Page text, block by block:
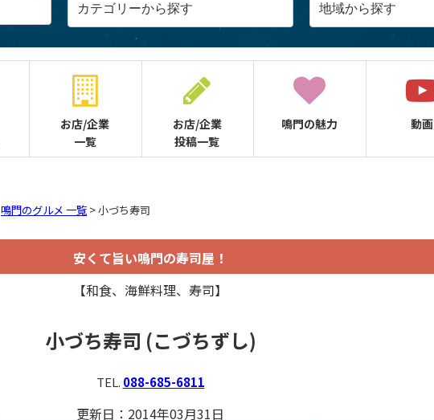
お店/企業
一覧
お店/企業
投稿一覧
鳴門の魅力 動画
鳴門のグルメ 一覧 > 小づち寿司
安くて旨い鳴門の寿司屋！
【和食、海鮮料理、寿司】
小づち寿司 (こづちずし)
TEL. 088-685-6811
更新日：2014年03月31日